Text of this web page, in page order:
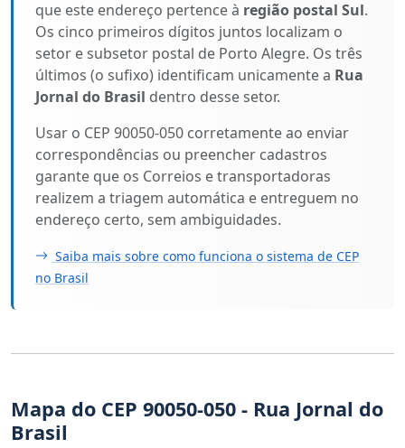
que este endereço pertence à região postal Sul.
Os cinco primeiros dígitos juntos localizam o
setor e subsetor postal de Porto Alegre. Os três
últimos (o sufixo) identificam unicamente a Rua
Jornal do Brasil dentro desse setor.
Usar o CEP 90050-050 corretamente ao enviar
correspondências ou preencher cadastros
garante que os Correios e transportadoras
realizem a triagem automática e entreguem no
endereço certo, sem ambiguidades.
Saiba mais sobre como funciona o sistema de CEP
no Brasil
Mapa do CEP 90050-050 - Rua Jornal do
Brasil